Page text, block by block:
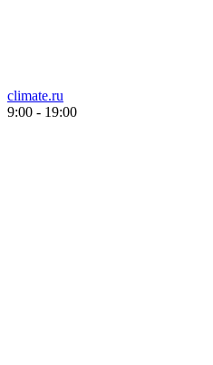
climate.ru
9:00 - 19:00